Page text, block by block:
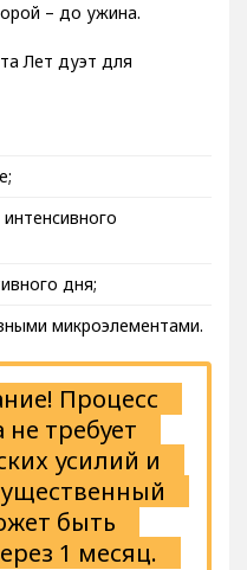
– до ужина.
Лет дуэт для
дня;
микроэлементами.
Процесс
требует
усилий и
быть
1 месяц.